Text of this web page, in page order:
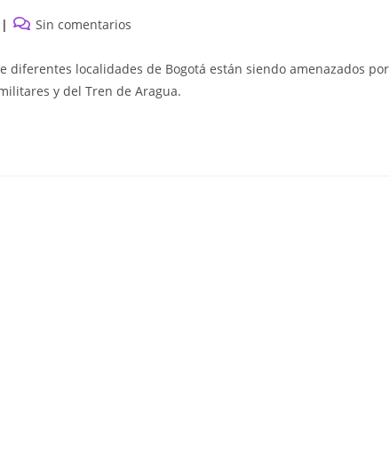
Comentarios
la
Sin comentarios
diferentes localidades de Bogotá están siendo amenazados por
y del Tren de Aragua.